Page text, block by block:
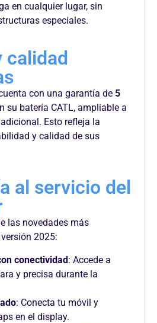
en cualquier lugar, sin
especiales.
calidad
con una garantía de 5
su batería CATL, ampliable a
Esto refleja la
y calidad de sus
al servicio del
las novedades más
2025:
conectividad: Accede a
y precisa durante la
: Conecta tu móvil y
en el display.